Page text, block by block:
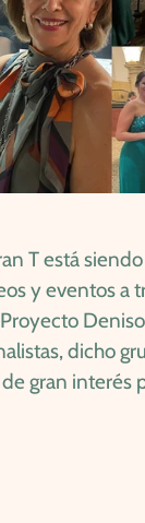
T está
y eventos a
dicho
gran interés